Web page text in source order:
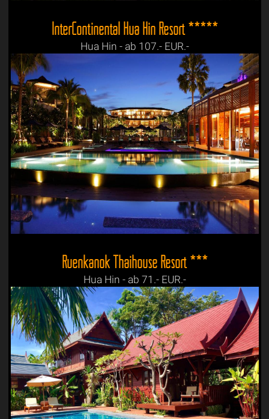
InterContinental Hua Hin Resort *****
Hua Hin - ab 107.- EUR.-
Ruenkanok Thaihouse Resort ***
Hua Hin - ab 71.- EUR.-